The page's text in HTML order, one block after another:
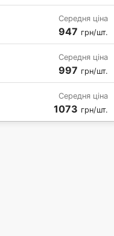
Середня ціна
947 грн/шт.
Середня ціна
997 грн/шт.
Середня ціна
1073 грн/шт.